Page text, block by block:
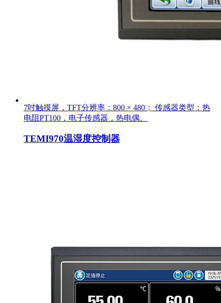
7吋触摸屏，TFT分辨率：800 × 480； 传感器类型：热
电阻PT100，电子传感器，热电偶。
TEMI970温湿度控制器